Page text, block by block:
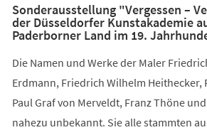
Sonderausstellung "Vergessen –
der Düsseldorfer Kunstakademie
Paderborner Land im 19.
Die Namen und Werke der Maler
Erdmann, Friedrich Wilhelm Heithecker,
Paul Graf von Merveldt, Franz Thöne
nahezu unbekannt. Sie alle stammten